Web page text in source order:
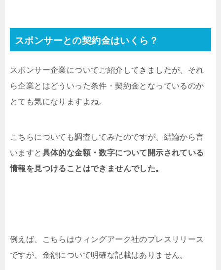
スポンサーとの契約金はいくら？
スポンサー企業についてご紹介してきましたが、それ
ら企業とはどういった条件・契約金となっているのか
とても気になりますよね。
こちらについても調査してみたのですが、結論から言
いますと 具体的な金額・数字について開示されている
情報を見つけることはできませんでした。
例えば、こちらはウィングアーク社のプレスリリース
ですが、金額について明確な記載はありません。